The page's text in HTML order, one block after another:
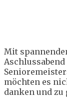
Mit
möchten es
danken und